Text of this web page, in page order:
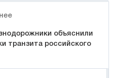
объяснили
транзита российского